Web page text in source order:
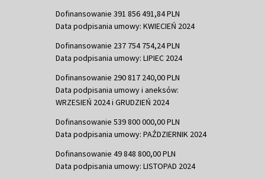
Dofinansowanie 391 856 491,84 PLN
Data podpisania umowy: KWIECIEŃ 2024
Dofinansowanie 237 754 754,24 PLN
Data podpisania umowy: LIPIEC 2024
Dofinansowanie 290 817 240,00 PLN
Data podpisania umowy i aneksów:
WRZESIEŃ 2024 i GRUDZIEŃ 2024
Dofinansowanie 539 800 000,00 PLN
Data podpisania umowy: PAŹDZIERNIK 2024
Dofinansowanie 49 848 800,00 PLN
Data podpisania umowy: LISTOPAD 2024